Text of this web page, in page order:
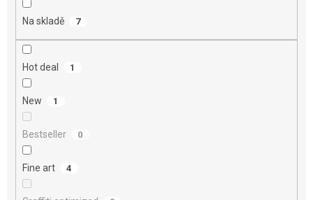
Na skladě 7
Hot deal 1
New 1
Bestseller 0
Fine art 4